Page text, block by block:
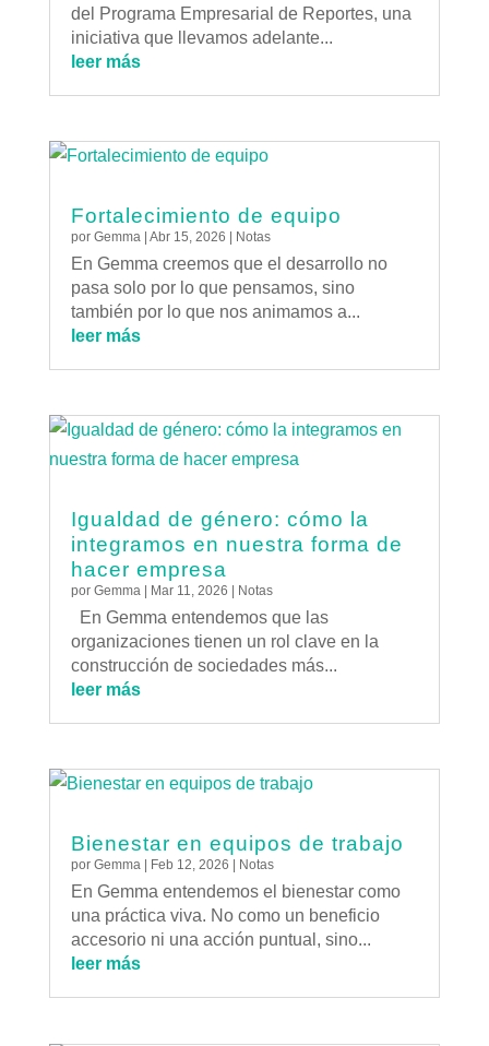
del Programa Empresarial de Reportes, una
iniciativa que llevamos adelante...
leer más
Fortalecimiento de equipo
por Gemma| Abr 15, 2026 Notas
En Gemma creemos que el desarrollo no
pasa solo por lo que pensamos, sino
también por lo que nos animamos a...
leer más
Igualdad de género: cómo la
integramos en nuestra forma de
hacer empresa
por Gemma| Mar 11, 2026 Notas
En Gemma entendemos que las
organizaciones tienen un rol clave en la
construcción de sociedades más...
leer más
Bienestar en equipos de trabajo
por Gemma| Feb 12, 2026 Notas
En Gemma entendemos el bienestar como
una práctica viva. No como un beneficio
accesorio ni una acción puntual, sino...
leer más